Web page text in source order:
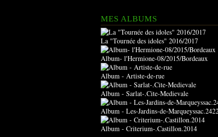
MES ALBUMS
La "Tournée des idoles" 2016/2017
Album- l'Hermione-08/2015/Bordeaux
Album - Artiste-de-rue
Album - Sarlat-.Cite-Medievale
Album - Les-Jardins-de-
Album - Criterium-.Castillon.2014